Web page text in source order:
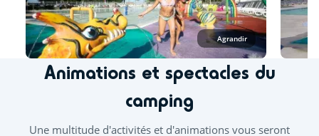
les ponts de mai et juin.
À l’espace aquatique, seuls les vêtements de bain
confectionnés dans un tissu adapté à la baignade sont
autorisés, tels que les maillots (une ou deux pièces), boxers,
bikinis ou burkinis.
Piscine extérieure chauffée
Agrandir
Animations et spectacles du
camping
Une multitude d'activités et d'animations vous seront